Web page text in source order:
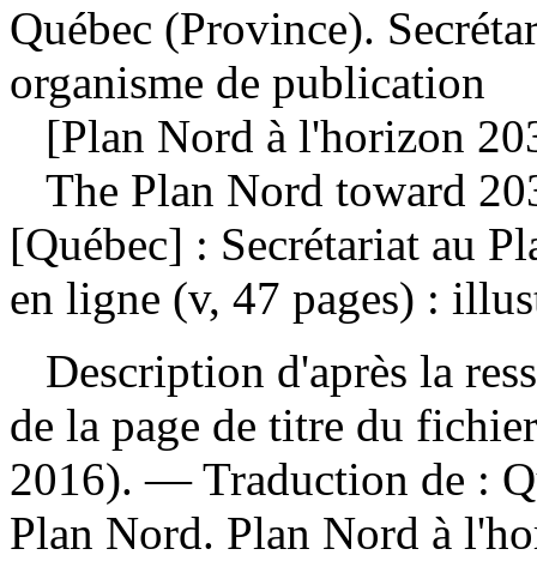
Québec (Province).
organisme de publication
[Plan Nord à l'horizon
The Plan Nord toward
[Québec] : Secrétariat au
en ligne (v, 47 pages) :
Description d'après la
de la page de titre du
2016). —Traduction de :
Plan Nord. Plan Nord à